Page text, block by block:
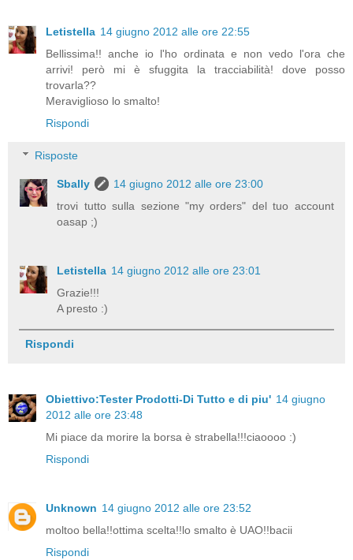
Letistella 14 giugno 2012 alle ore 22:55
Bellissima!! anche io l'ho ordinata e non vedo l'ora che
arrivi! però mi è sfuggita la tracciabilità! dove posso
trovarla??
Meraviglioso lo smalto!
Rispondi
Risposte
Sbally
14 giugno 2012 alle ore 23:00
trovi tutto sulla sezione "my orders" del tuo account
oasap ;)
Letistella 14 giugno 2012 alle ore 23:01
Grazie!!!
A presto :)
Rispondi
Obiettivo:Tester Prodotti-Di Tutto e di piu' 14 giugno
2012 alle ore 23:48
Mi piace da morire la borsa è strabella!!!ciaoooo :)
Rispondi
Unknown 14 giugno 2012 alle ore 23:52
moltoo bella!!ottima scelta!!lo smalto è UAO!!bacii
Rispondi